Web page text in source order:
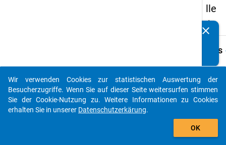
lle
1
Details
B30.1
Wer
clear
auto_stories
add_shopping_cart
Wir verwenden Cookies zur statistischen Auswertung der
Besucherzugriffe. Wenn Sie auf dieser Seite weitersurfen stimmen
Sie der Cookie-Nutzung zu. Weitere Informationen zu Cookies
erhalten Sie in unserer Datenschutzerkärung.
OK